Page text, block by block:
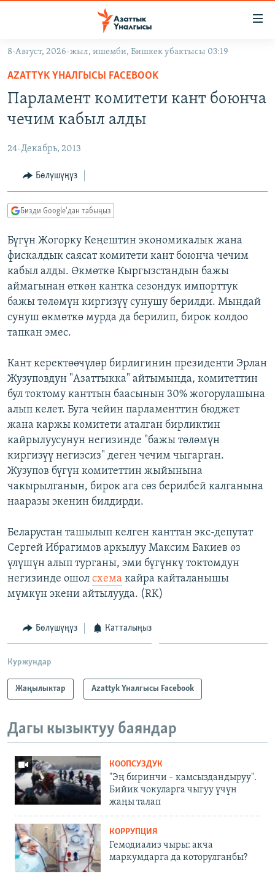
Навигацияга
өтүңүз
Издөөгө
салыңызКЫРГЫЗСТАН
ЭКОНОМИКА
МАДАНИЯТ
ДҮЙНӨ
БОРБОР АЗИЯ
АТАЙЫН ИЛИКТӨӨ
ТВ ПРОГРАММАЛАР
ЭКСПЕРТТЕР ТАЛДАЙТ
БИЗ ЖАНА ДҮЙНӨ
ДАНИСТЕ
ЭЖЕ-СИҢДИЛЕР
ЫҢГАЙСЫЗ СУРООЛОР
ӨЗГӨЧӨ ПИКИР
Русский
ОНЛАЙН ШЕРИНЕ
ЭЕ/АРнун бардык сайттары
8-Август, 2026-жыл, ишемби, Бишкек убактысы 03:19
AZATTYK ҮНАЛГЫСЫ FACEBOOK
Парламент комитети кант боюнча
чечим кабыл алды
24-Декабрь, 2013
Бөлүшүңүз
Бизди Google'дан табыңыз
Бүгүн Жогорку Кеңештин экономикалык жана
фискалдык саясат комитети кант боюнча чечим
кабыл алды. Өкмөткө Кыргызстандын бажы
аймагынан өткөн кантка сезондук импорттук
бажы төлөмүн киргизүү сунушу берилди. Мындай
сунуш өкмөткө мурда да берилип, бирок колдоо
тапкан эмес.
Кант керектөөчүлөр бирлигинин президенти Эрлан
Жузуповдун "Азаттыкка" айтымында, комитеттин
бул токтому канттын баасынын 30% жогорулашына
алып келет. Буга чейин парламенттин бюджет
жана каржы комитети аталган бирликтин
кайрылуусунун негизинде "бажы төлөмүн
киргизүү негизсиз" деген чечим чыгарган.
Жузупов бүгүн комитеттин жыйынына
чакырылганын, бирок ага сөз берилбей калганына
нааразы экенин билдирди.
Беларустан ташылып келген канттан экс-депутат
Сергей Ибрагимов аркылуу Максим Бакиев өз
үлүшүн алып турганы, эми бүгүнкү токтомдун
негизинде ошол схема кайра кайталанышы
мүмкүн экени айтылууда. (RK)
Бөлүшүңүз Катталыңыз
Куржундар
Жаңылыктар Azattyk Үналгысы Facebook
Дагы кызыктуу баяндар
КООПСУЗДУК
"Эң биринчи – камсыздандыруу".
Бийик чокуларга чыгуу үчүн
жаңы талап
КОРРУПЦИЯ
Гемодиализ чыры: акча
маркумдарга да которулганбы?